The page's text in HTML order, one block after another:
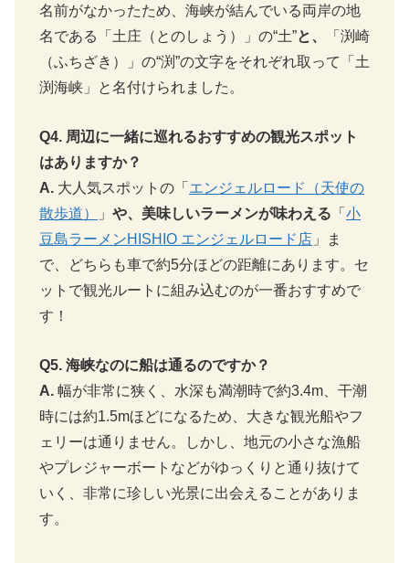
名前がなかったため、海峡が結んでいる両岸の地
名である「土庄（とのしょう）」の“土”と、
「渕崎
（ふちざき）」の“渕”の文字をそれぞれ取って「土
渕海峡」と名付けられました。
Q4. 周辺に一緒に巡れるおすすめの観光スポット
はありますか？
A. 大人気スポットの「 エンジェルロード（天使の
散歩道）
」 や、美味しいラーメンが味わえる 「 小
豆島ラーメンHISHIO エンジェルロード店 」ま
で、どちらも車で約5分ほどの距離にあります。セ
ットで観光ルートに組み込むのが一番おすすめで
す！
Q5. 海峡なのに船は通るのですか？
A. 幅が非常に狭く、水深も満潮時で約3.4m、干潮
時には約1.5mほどになるため、大きな観光船やフ
ェリーは通りません。しかし、地元の小さな漁船
やプレジャーボートなどがゆっくりと通り抜けて
いく、非常に珍しい光景に出会えることがありま
す。